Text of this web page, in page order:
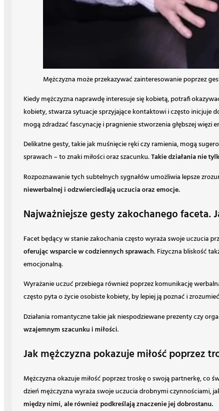
Mężczyzna może przekazywać zainteresowanie poprzez
Kiedy mężczyzna naprawdę interesuje się kobietą, potrafi
kobiety, stwarza sytuacje sprzyjające kontaktowi i często inicjuje
mogą zdradzać fascynację i pragnienie stworzenia głębszej więzi
Delikatne gesty, takie jak muśnięcie ręki czy ramienia, mogą
sprawach – to znaki miłości oraz szacunku.Takie działania nie
Rozpoznawanie tych subtelnych sygnałów umożliwia lepsze
niewerbalnej i odzwierciedlają uczucia oraz emocje.
Najważniejsze gesty zakochanego faceta.
Facet będący w stanie zakochania często wyraża swoje uczucia
oferując wsparcie w codziennych sprawach. Fizyczna bliskość
emocjonalną.
Wyrażanie uczuć przebiega również poprzez komunikację
często pyta o życie osobiste kobiety, by lepiej ją poznać i
Działania romantyczne takie jak niespodziewane prezenty czy
wzajemnym szacunku i miłości.
Jak mężczyzna pokazuje miłość poprzez
Mężczyzna okazuje miłość poprzez troskę o swoją partnerkę, co
dzień mężczyzna wyraża swoje uczucia drobnymi
między nimi, ale również podkreślają znaczenie jej dobrostanu.